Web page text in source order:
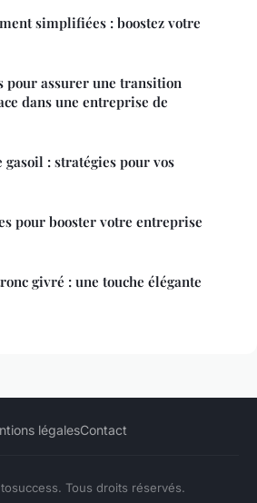
simplifiées : boostez votre
pour assurer une transition
dans une entreprise de
: stratégies pour vos
pour booster votre entreprise
givré : une touche élégante
légalesContact
Tous droits réservés.